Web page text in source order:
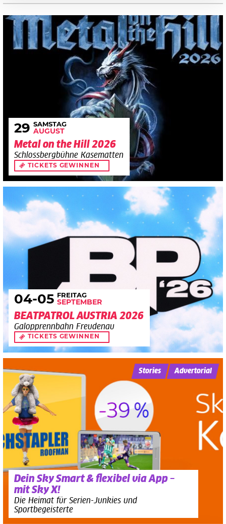
29 SAMSTAG
AUGUST
Metal on the Hill 2026
Schlossbergbühne Kasematten
TICKETS GEWINNEN
04-05 FREITAG
SEPTEMBER
BEATPATROL AUSTRIA 2026
Galopprennbahn Freudenau
TICKETS GEWINNEN
Dein Sky Smart & flexibel via App –
mit Sky X!
Die Heimat für Serien-Junkies und
Sportbegeisterte
Stories Advertorial